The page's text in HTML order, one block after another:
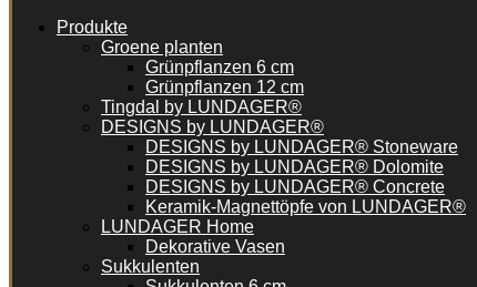
Produkte
Groene planten
Grünpflanzen 6 cm
Grünpflanzen 12 cm
Tingdal by LUNDAGER®
DESIGNS by LUNDAGER®
DESIGNS by LUNDAGER® Stoneware
DESIGNS by LUNDAGER® Dolomite
DESIGNS by LUNDAGER® Concrete
Keramik-Magnettöpfe von LUNDAGER®
LUNDAGER Home
Dekorative Vasen
Sukkulenten